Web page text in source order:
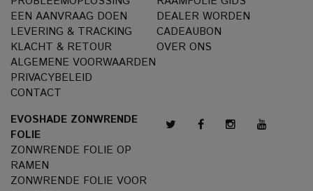
EEN AANVRAAG DOEN
LEVERING & TRACKING
KLACHT & RETOUR
ALGEMENE VOORWAARDEN
PRIVACYBELEID
CONTACT
DEALER WORDEN
CADEAUBON
OVER ONS
EVOSHADE ZONWRENDE
FOLIE
ZONWRENDE FOLIE OP
RAMEN
ZONWRENDE FOLIE VOOR